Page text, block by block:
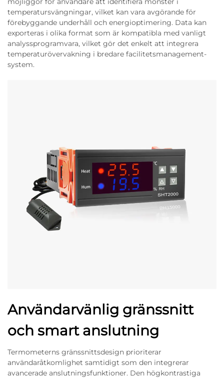
temperatursvängningar, vilket kan vara avgörande för
förebyggande underhåll och energioptimering. Data kan
exporteras i olika format som är kompatibla med vanligt
analyssprogramvara, vilket gör det enkelt att integrera
temperaturövervakning i bredare facilitetsmanagement-
system.
Användarvänlig gränssnitt
och smart anslutning
Termometerns gränssnittsdesign prioriterar
användaråtkomlighet samtidigt som den integrerar
avancerade anslutningsfunktioner. Den högkontrastiga